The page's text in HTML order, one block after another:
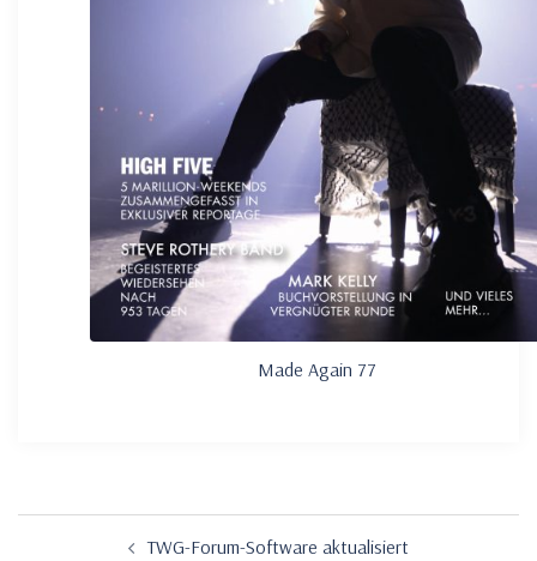
Made Again 77
Beitragsnavigation
TWG-Forum-Software aktualisiert